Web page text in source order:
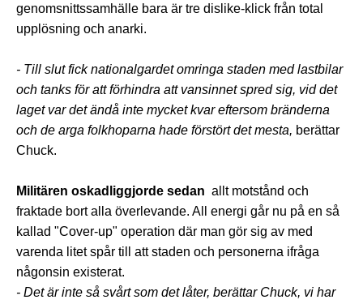
genomsnittssamhälle bara är tre dislike-klick från total
upplösning och anarki.
- Till slut fick nationalgardet omringa staden med lastbilar
och tanks för att förhindra att vansinnet spred sig, vid det
laget var det ändå inte mycket kvar eftersom bränderna
och de arga folkhoparna hade förstört det mesta, berättar
Chuck.
Militären oskadliggjorde sedan allt motstånd och
fraktade bort alla överlevande. All energi går nu på en så
kallad "Cover-up" operation där man gör sig av med
varenda litet spår till att staden och personerna ifråga
någonsin existerat.
- Det är inte så svårt som det låter, berättar Chuck, vi har